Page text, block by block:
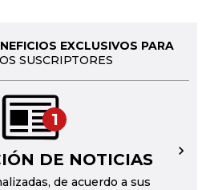
EXCLUSIVOS PARA
SUSCRIPTORES
1
DE NOTICIAS
de acuerdo a sus
→